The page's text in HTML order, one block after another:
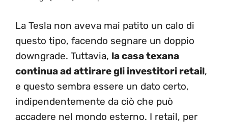
La Tesla non aveva mai patito un calo di
questo tipo, facendo segnare un doppio
downgrade. Tuttavia, la casa texana
continua ad attirare gli investitori retail,
e questo sembra essere un dato certo,
indipendentemente da ciò che può
accadere nel mondo esterno. I retail, per